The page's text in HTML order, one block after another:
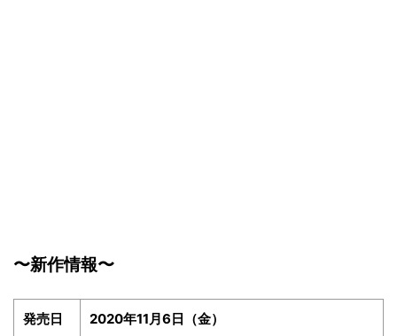
〜新作情報〜
発売日 2020年11月6日（金）